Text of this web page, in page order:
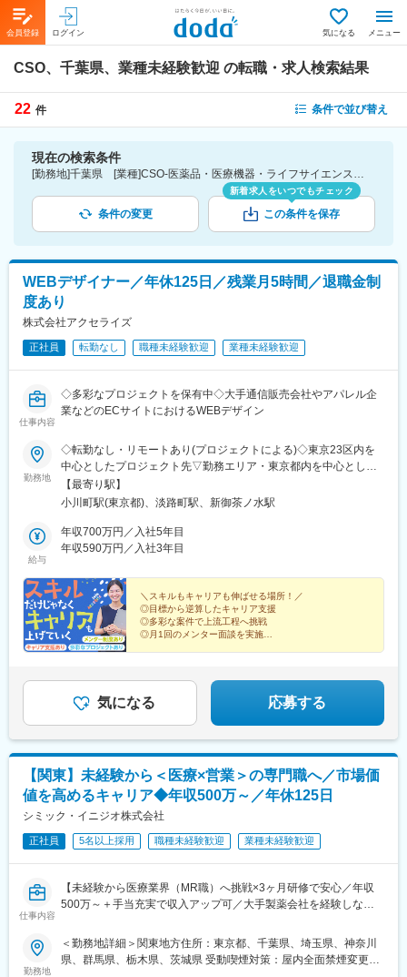
会員登録 ログイン 気になる メニュー
CSO、千葉県、業種未経験歓迎 の転職・求人検索結果
22 件 条件で並び替え
現在の検索条件
[勤務地]千葉県 [業種]CSO-医薬品・医療機器・ライフサイエンス・医療系サービス [こだわり条件ピックアップ]業種未経験歓迎 [詳細条件](募集・採用情報)業種未経験歓迎
条件の変更
新着求人をいつでもチェック
この条件を保存
WEBデザイナー／年休125日／残業月5時間／退職金制
度あり
株式会社アクセライズ
正社員 転勤なし 職種未経験歓迎 業種未経験歓迎
仕事内容
◇多彩なプロジェクトを保有中◇大手通信販売会社やアパレル企
業などのECサイトにおけるWEBデザイン
勤務地
◇転勤なし・リモートあり(プロジェクトによる)◇東京23区内を
中心としたプロジェクト先▽勤務エリア・東京都内を中心とした
一都三県・東京23区内のプロジェクトが中心・プロジェクトによ
りリモートワークあり・千葉、埼玉、神奈川にも案件あり。強制
ル8F
【最寄り駅】
小川町駅(東京都)、淡路町駅、新御茶ノ水駅
給与
年収700万円／入社5年目
年収590万円／入社3年目
＼スキルもキャリアも伸ばせる場所！／
◎目標から逆算したキャリア支援
◎多彩な案件で上流工程へ挑戦
◎月1回のメンター面談を実施
◎挑戦を否定しない企業文化
気になる 応募する
【関東】未経験から＜医療×営業＞の専門職へ／市場価
値を高めるキャリア◆年収500万～／年休125日
シミック・イニジオ株式会社
正社員 5名以上採用 職種未経験歓迎 業種未経験歓迎
仕事内容
【未経験から医療業界（MR職）へ挑戦×3ヶ月研修で安心／年収
500万～＋手当充実で収入アップ可／大手製薬会社を経験しなが
＜入社月について＞
勤務地
＜勤務地詳細＞関東地方住所：東京都、千葉県、埼玉県、神奈川
県、群馬県、栃木県、茨城県 受動喫煙対策：屋内全面禁煙変更の